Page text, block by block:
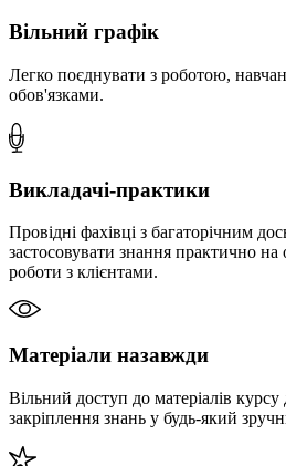
Вільний графік
Легко поєднувати з роботою,
обов'язками.
Викладачі-практики
Провідні фахівці з багаторічним
застосовувати знання практично на
роботи з клієнтами.
Матеріали назавжди
Вільний доступ до матеріалів
закріплення знань у будь-який